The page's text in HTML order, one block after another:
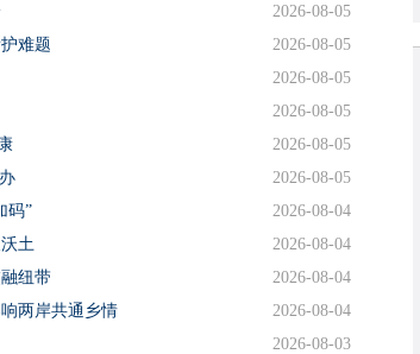
2026-08-05
2026-08-05
难题
2026-08-05
2026-08-05
2026-08-05
2026-08-05
2026-08-04
码”
2026-08-04
土
2026-08-04
纽带
2026-08-04
两岸共通乡情
2026-08-03